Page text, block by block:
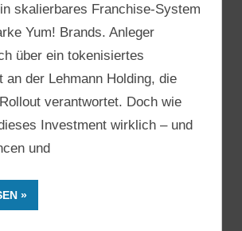
skalierbares Franchise-System
Yum! Brands. Anleger
über ein tokenisiertes
an der Lehmann Holding, die
verantwortet. Doch wie
Investment wirklich – und
und